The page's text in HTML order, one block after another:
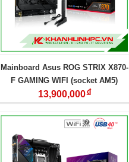
Mainboard Asus ROG STRIX X870-
F GAMING WIFI (socket AM5)
13,900,000đ